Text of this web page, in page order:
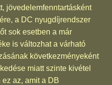
jövedelemfenntartásként
a DC nyugdíjrendszer
sok esetben a már
is változhat a várható
következményeként
miatt szinte kivétel
az, amit a DB